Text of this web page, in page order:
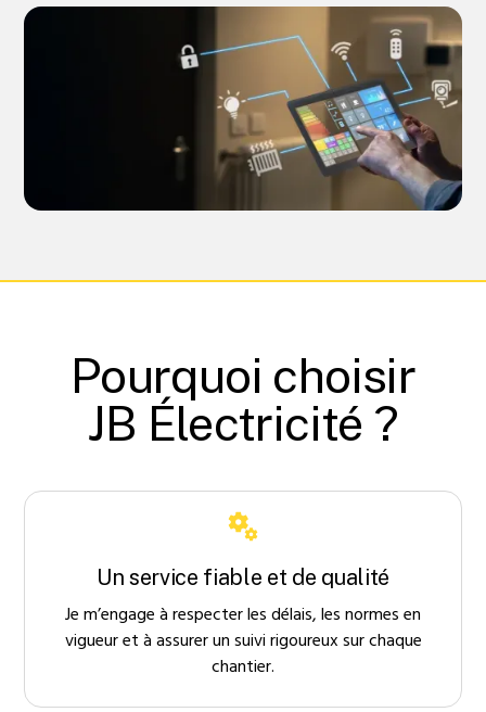
Pourquoi choisir
JB Électricité ?
Un service fiable et de qualité
Je m’engage à respecter les délais, les normes en
vigueur et à assurer un suivi rigoureux sur chaque
chantier.